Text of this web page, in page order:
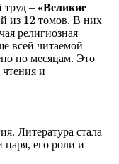
труд – «Великие
из 12 томов. В них
религиозная
всей читаемой
по месяцам. Это
и
Литература стала
царя, его роли и